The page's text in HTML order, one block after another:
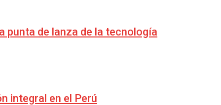
punta de lanza de la tecnología
integral en el Perú